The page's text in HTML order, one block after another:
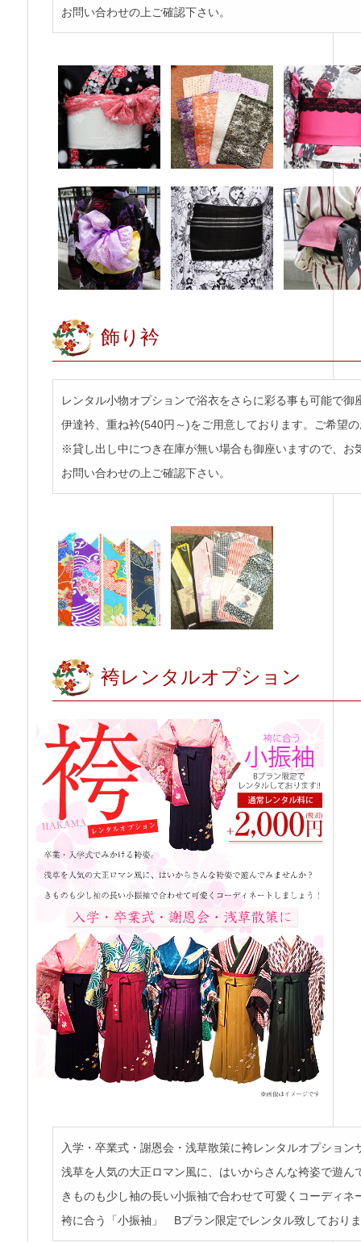
お問い合わせの上ご確認下さい。
飾り衿
レンタル小物オプションで浴衣をさらに彩る事も可能で御
伊達衿、重ね衿(540円～)をご用意しております。ご希望
※貸し出し中につき在庫が無い場合も御座いますので、お
お問い合わせの上ご確認下さい。
袴レンタルオプション
入学・卒業式・謝恩会・浅草散策に袴レンタルオプション
浅草を人気の大正ロマン風に、はいからさんな袴姿で遊ん
きものも少し袖の長い小振袖で合わせて可愛くコーディネ
袴に合う「小振袖」 Bプラン限定でレンタル致しており